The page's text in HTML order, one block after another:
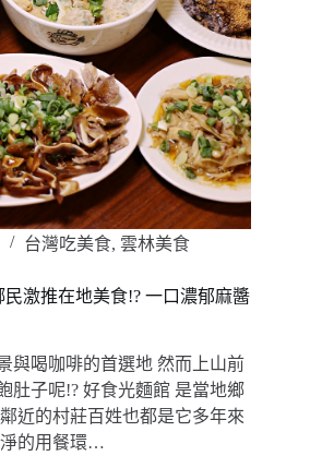
台灣吃美食, 雲林美食
激推在地美食!? 一口濃郁麻醬
與喝咖啡的首選地 然而上山前
肚子呢!? 好食光麵館 是當地鄉
近的村莊百姓也都是它多年來
的用餐環…